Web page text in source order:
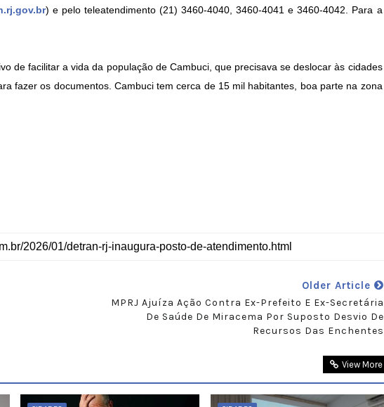
) e pelo teleatendimento (21) 3460-4040, 3460-4041 e 3460-4042. Para a
de facilitar a vida da população de Cambuci, que precisava se deslocar às cidades
fazer os documentos. Cambuci tem cerca de 15 mil habitantes, boa parte na zona
Older Article
MPRJ Ajuíza Ação Contra Ex-Prefeito E Ex-Secretária
De Saúde De Miracema Por Suposto Desvio De
Recursos Das Enchentes
View More